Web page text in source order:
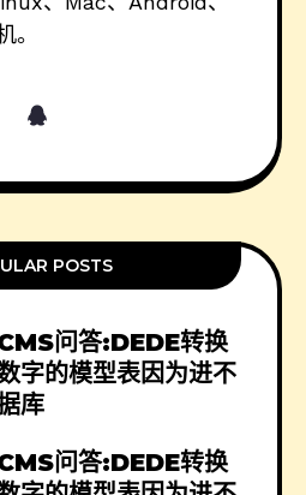
。
POSTS
问答:DEDE转换
字的模型表因为进不
库
问答:DEDE转换